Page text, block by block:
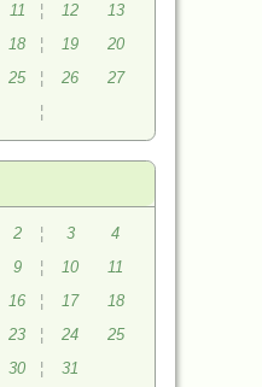
11 ¦ 12
13
18 ¦ 19
20
25 ¦ 26
27
¦
2 ¦ 3
4
9 ¦ 10
11
16 ¦ 17
18
23 ¦ 24
25
30 ¦ 31